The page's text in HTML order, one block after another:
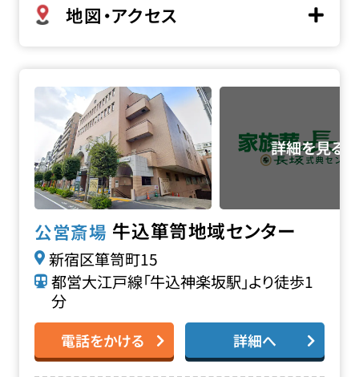
地図・アクセス
公営斎場 牛込箪笥地域センター
新宿区箪笥町15
都営大江戸線「牛込神楽坂駅」より徒歩1
分
電話をかける 詳細へ